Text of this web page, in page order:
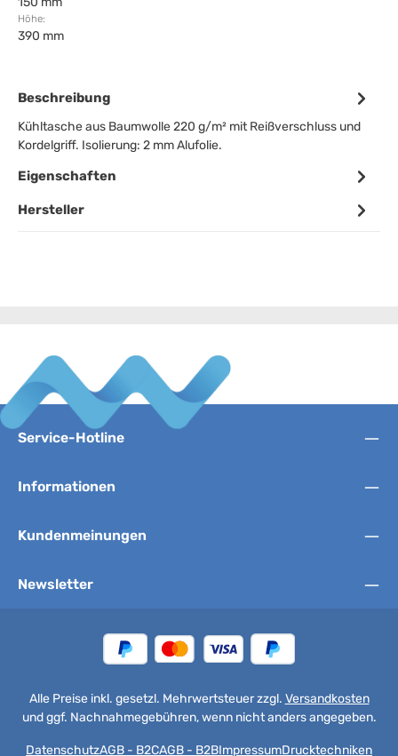
Höhe:
390 mm
Beschreibung
Kühltasche aus Baumwolle 220 g/m² mit Reißverschluss und
Kordelgriff. Isolierung: 2 mm Alufolie.
Eigenschaften
Hersteller
Service-Hotline
Informationen
Kundenmeinungen
Newsletter
Alle Preise inkl. gesetzl. Mehrwertsteuer zzgl. Versandkosten
und ggf. Nachnahmegebühren, wenn nicht anders angegeben.
DatenschutzAGB - B2CAGB - B2BImpressumDrucktechniken